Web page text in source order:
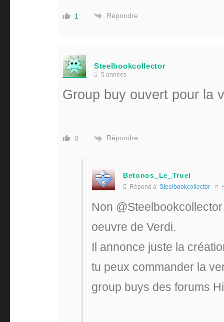
1 Répondre
Steelbookcollector
5 années
Group buy ouvert pour la
0 Répondre
Betonos_Le_Truel
Répond à Steelbookcollector
Non @Steelbookcollector
oeuvre de Verdi.
Il annonce juste la
tu peux commander la
group buys des forums